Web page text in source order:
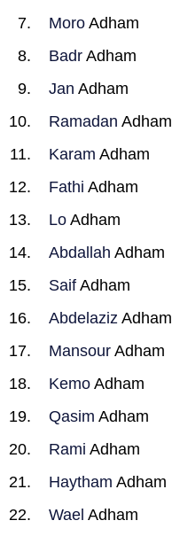
Moro Adham
Badr Adham
Jan Adham
Ramadan Adham
Karam Adham
Fathi Adham
Lo Adham
Abdallah Adham
Saif Adham
Abdelaziz Adham
Mansour Adham
Kemo Adham
Qasim Adham
Rami Adham
Haytham Adham
Wael Adham